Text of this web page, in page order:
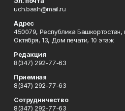
uch.bash@mail.ru
Адрес
450079, Республика Башкортостан,
Октября, 13, Дом печати, 10 этаж
Редакция
8(347) 292-77-63
Приемная
8(347) 292-77-63
Сотрудничество
8(347) 292-77-63